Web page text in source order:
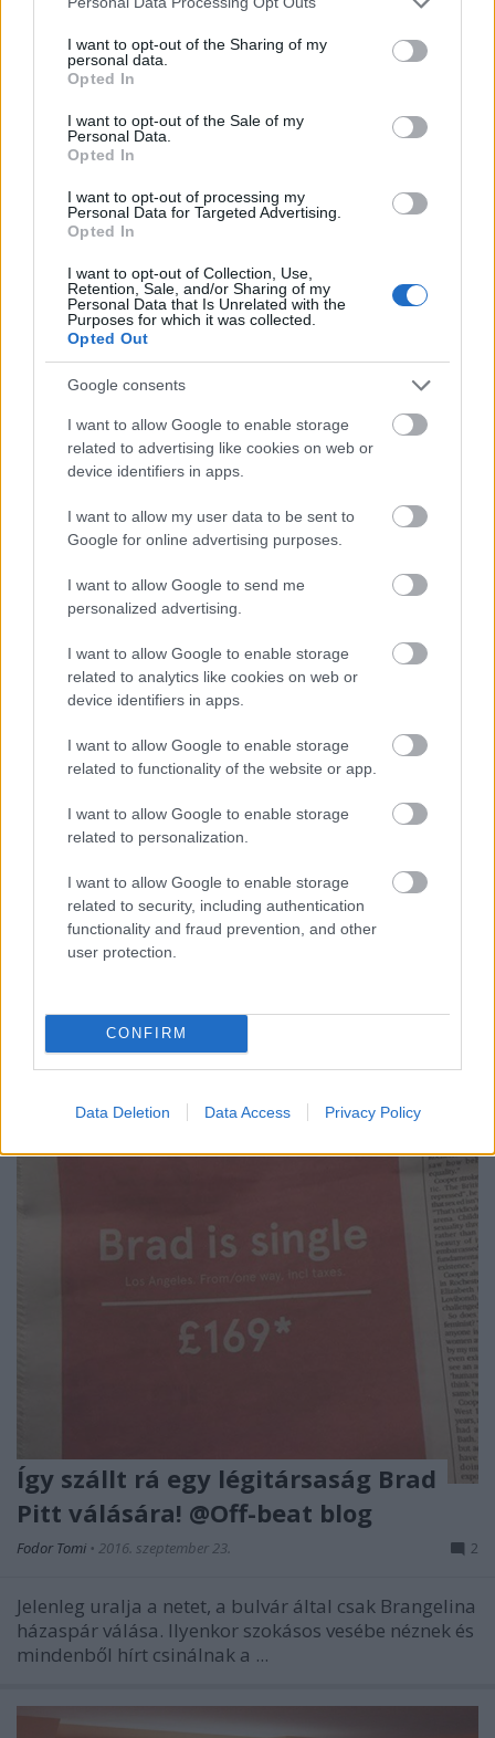
not limited to your visit or usage behaviour. You may click to
grant or deny consent to Google and its third-party tags to
use your data for below specified purposes in below Google
consent section.
I want to opt-out of the Sharing of my
personal data.
Opted In
I want to opt-out of the Sale of my
Personal Data.
Opted In
I want to opt-out of processing my
Personal Data for Targeted Advertising.
Opted In
I want to opt-out of Collection, Use,
Retention, Sale, and/or Sharing of my
Personal Data that Is Unrelated with the
Purposes for which it was collected.
Opted Out
Google consents
I want to allow Google to enable storage
related to advertising like cookies on web or
device identifiers in apps.
I want to allow my user data to be sent to
Google for online advertising purposes.
I want to allow Google to send me
personalized advertising.
I want to allow Google to enable storage
related to analytics like cookies on web or
device identifiers in apps.
I want to allow Google to enable storage
related to functionality of the website or app.
I want to allow Google to enable storage
related to personalization.
I want to allow Google to enable storage
related to security, including authentication
functionality and fraud prevention, and other
user protection.
CONFIRM
Data Deletion Data Access Privacy Policy
Amikor a férfi prostit keres a neten,
de nagyon meglepődik
Tetszem Neked, szeretnél még látni rólam képeket?
" - érkezik a kérdés kattintás után a Girls of Paradise
nevű oldalon chatjén a ...
A VÁLASZTÁS a Tied, visszafelé is!
Fodor Tomi• 2016. szeptember 27.
Ha valamit igazán akarsz, akkor azért küzdeni fogsz.
Mi lehet annyira fontos és egyben gyönyörű, hogy
érte végzetes harcba keveredj egy másik ...
Így szállt rá egy légitársaság Brad
Pitt válására! @Off-beat blog
Fodor Tomi • 2016. szeptember 23. 2
Jelenleg uralja a netet, a bulvár által csak Brangelina
házaspár válása. Ilyenkor szokásos vesébe néznek és
mindenből hírt csinálnak a ...